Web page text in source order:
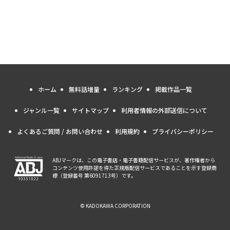
ホーム 無料話増量 ランキング 掲載作品一覧
ジャンル一覧 サイトマップ 利用者情報の外部送信について
よくあるご質問 / お問い合わせ 利用規約 プライバシーポリシー
ABJマークは、この電子書店・電子書籍配信サービスが、著作権者から
コンテンツ使用許諾を得た正規版配信サービスであることを示す登録商
標（登録番号 第6091713号）です。
© KADOKAWA CORPORATION